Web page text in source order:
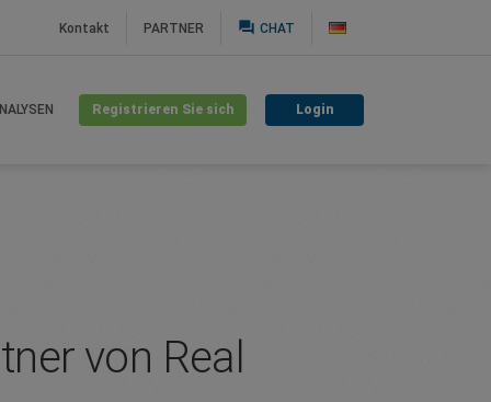
Kontakt PARTNER question_answer CHAT
Registrieren Sie sich Login
von Real